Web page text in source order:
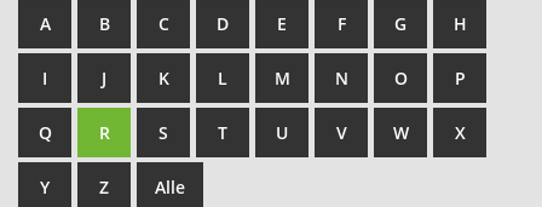
A B C D E F G H
I J K L M N O P
Q R S T U V W X
Y Z Alle